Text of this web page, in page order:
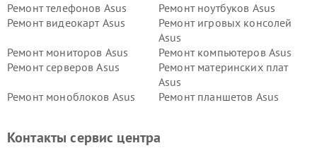
Ремонт телефонов Asus
Ремонт ноутбуков Asus
Ремонт видеокарт Asus
Ремонт игровых консолей
Asus
Ремонт мониторов Asus
Ремонт компьютеров Asus
Ремонт серверов Asus
Ремонт материнских плат
Asus
Ремонт моноблоков Asus
Ремонт планшетов Asus
Контакты сервис центра